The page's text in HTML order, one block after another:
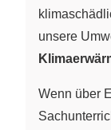
unsere
Wenn über